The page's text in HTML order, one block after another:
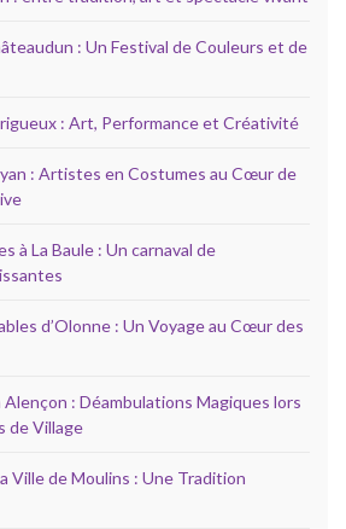
: Un Festival de Couleurs et de
: Art, Performance et Créativité
: Artistes en Costumes au Cœur de
à La Baule : Un carnaval de
d’Olonne : Un Voyage au Cœur des
: Déambulations Magiques lors
de Village
Ville de Moulins : Une Tradition